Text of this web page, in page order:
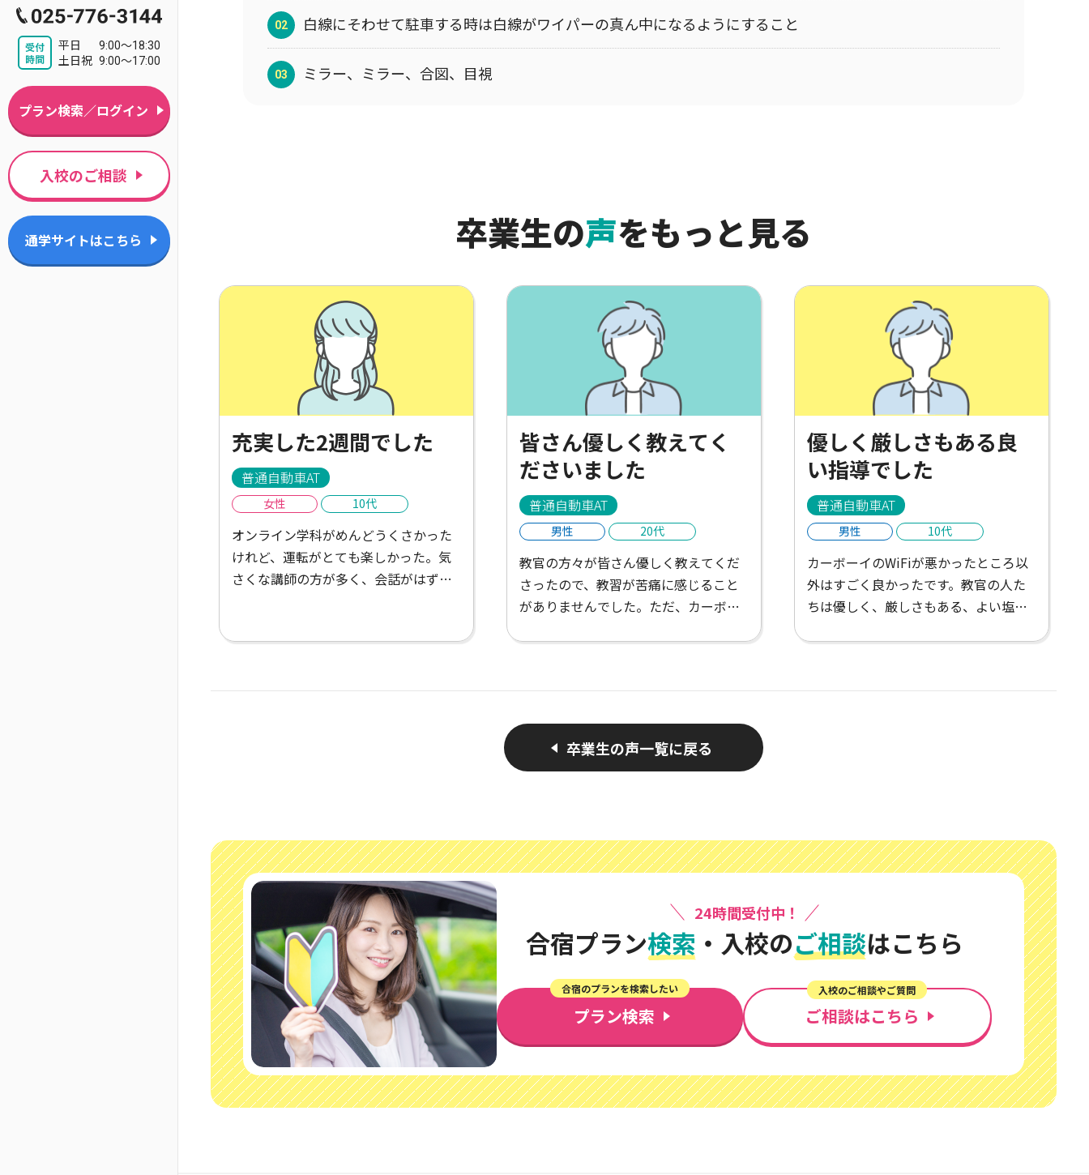
平日
9:00～18:30
土日祝 9:00～17:00
プラン検索／ログイン
入校のご相談
通学サイトはこちら
白線にそわせて駐車する時は白線がワイパーの真ん中になるようにすること
ミラー、ミラー、合図、目視
卒業生の声をもっと見る
充実した2週間でした
普通自動車AT
女性 10代
オンライン学科がめんどうくさかった
けれど、運転がとても楽しかった。気
さくな講師の方が多く、会話がはずん
ど、たくさんごはんやさんがあって楽
くださったりして楽しかった！充実し
皆さん優しく教えてく
ださいました
普通自動車AT
男性 20代
教官の方々が皆さん優しく教えてくだ
さったので、教習が苦痛に感じること
がありませんでした。ただ、カーボー
優しく厳しさもある良
い指導でした
普通自動車AT
男性 10代
カーボーイのWiFiが悪かったところ以
外はすごく良かったです。教官の人た
ちは優しく、厳しさもある、よい塩梅
卒業生の声一覧に戻る
24時間受付中！
合宿プラン検索 ・ 入校のご相談はこちら
プラン検索
合宿のプランを検索したい
ご相談はこちら
入校のご相談やご質問